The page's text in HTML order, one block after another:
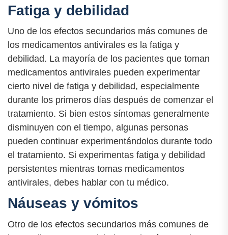
Fatiga y debilidad
Uno de los efectos secundarios más comunes de
los medicamentos antivirales es la fatiga y
debilidad. La mayoría de los pacientes que toman
medicamentos antivirales pueden experimentar
cierto nivel de fatiga y debilidad, especialmente
durante los primeros días después de comenzar el
tratamiento. Si bien estos síntomas generalmente
disminuyen con el tiempo, algunas personas
pueden continuar experimentándolos durante todo
el tratamiento. Si experimentas fatiga y debilidad
persistentes mientras tomas medicamentos
antivirales, debes hablar con tu médico.
Náuseas y vómitos
Otro de los efectos secundarios más comunes de